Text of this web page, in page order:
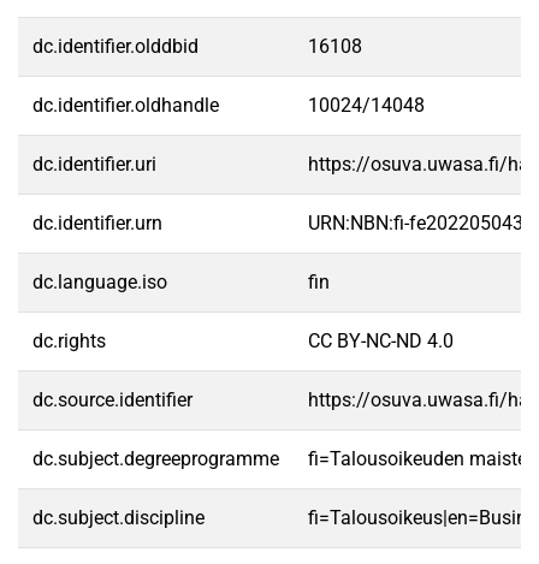
dc.identifier.olddbid 16108
dc.identifier.oldhandle 10024/14048
dc.identifier.uri https://osuva.uwasa.fi/
dc.identifier.urn URN:NBN:fi-
dc.language.iso fin
dc.rights CC BY-NC-ND 4.0
dc.source.identifier https://osuva.uwasa.fi/
dc.subject.degreeprogramme fi=Talousoikeuden
dc.subject.discipline